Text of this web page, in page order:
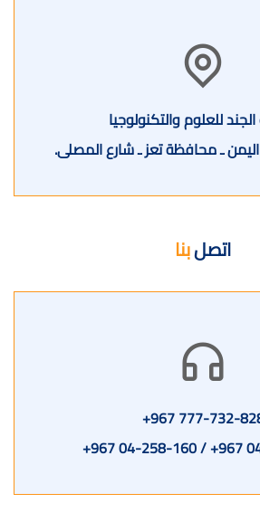
للعلوم والتكنولوجيا
اليمن ـ محافظة تعز ـ شارع المصلى.
اتصلبنا
777-732-828
04-